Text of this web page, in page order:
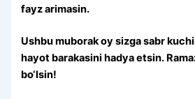
fayz arimasin.
Ushbu muborak oy sizga sabr
hayot barakasini hadya etsin.
bo‘lsin!